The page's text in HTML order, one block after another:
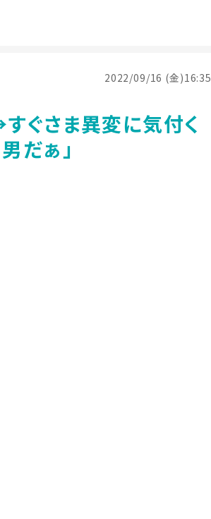
2022/09/16 (金)16:35
ぐさま異変に気付く
だぁ」